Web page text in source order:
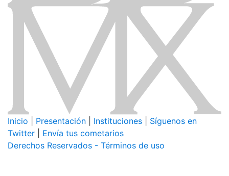
Inicio Presentación Instituciones
Síguenos en
Twitter
Envía tus cometarios
Derechos Reservados - Términos de uso